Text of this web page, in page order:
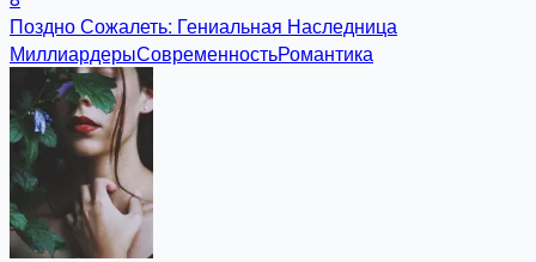
Поздно Сожалеть: Гениальная Наследница
МиллиардерыСовременностьРомантика